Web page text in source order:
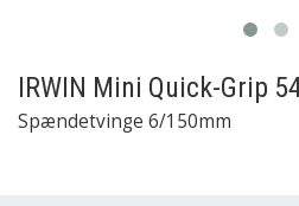
IRWIN Mini Quick-Grip
Spændetvinge 6/150mm